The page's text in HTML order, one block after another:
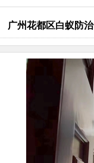
广州花都区白蚁防